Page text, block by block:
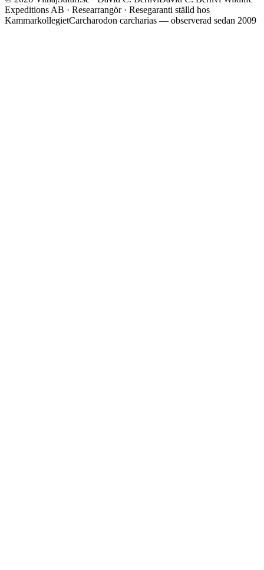
Expeditions AB · Researrangör · Resegaranti ställd hos
KammarkollegietCarcharodon carcharias — observerad sedan 2009